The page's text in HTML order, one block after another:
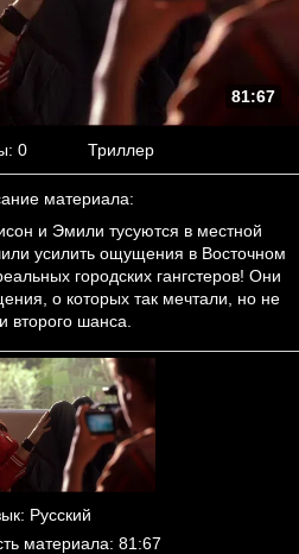
81:67
: 0 Триллер
материала:
и Эмили тусуются в местной
усилить ощущения в Восточном
городских гангстеров! Они
о которых так мечтали, но не
второго шанса.
: Русский
материала: 81:67